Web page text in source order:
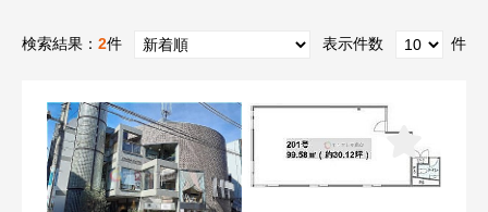
検索結果： 2件 表示件数 件